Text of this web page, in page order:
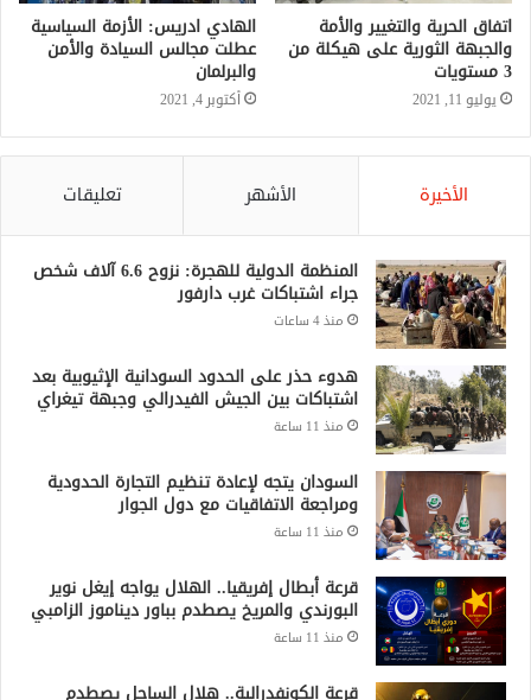
الأخيرة الأشهر
المنظمة الدولية للهجرة: نزوح 6.6 آلاف شخص
جراء اشتباكات غرب دارفور
هدوء حذر على الحدود السودانية الإثيوبية بعد
اشتباكات بين الجيش الفيدرالي وجبهة تيغراي
منذ 11 ساعة
السودان يتجه لإعادة تنظيم التجارة الحدودية
ومراجعة الاتفاقيات مع دول الجوار
منذ 11 ساعة
قرعة أبطال إفريقيا.. الهلال يواجه إيغل نوير
البورندي والمريخ يصطدم بباور ديناموز الزامبي
منذ 11 ساعة
قرعة الكونفدرالية.. هلال الساحل يصطدم
بولوالو الإثيوبي وأهلي مدني في مواجهة
توسكر الكيني